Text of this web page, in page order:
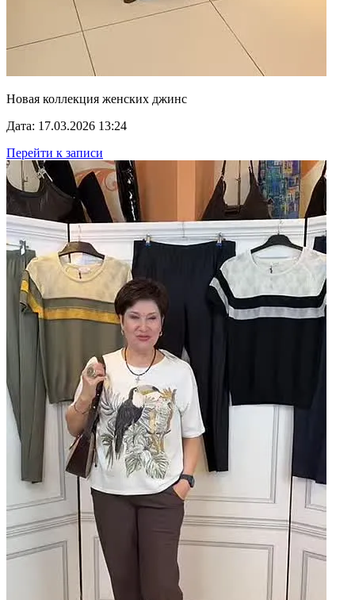
Новая коллекция женских джинс
Дата: 17.03.2026 13:24
Перейти к записи